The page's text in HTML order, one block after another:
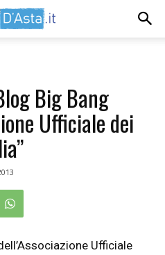
Big Bang
Ufficiale dei
Ufficiale